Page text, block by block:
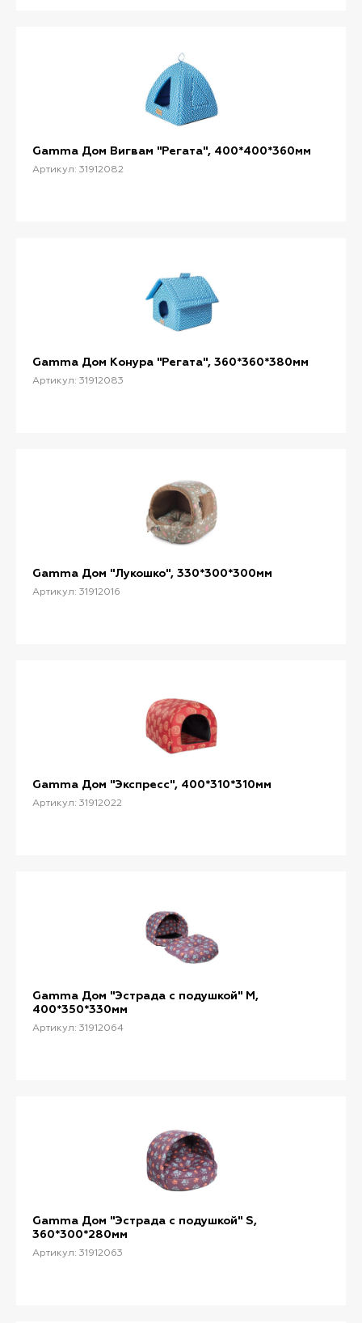
Gamma Дом Вигвам "Регата", 400*400*360мм
Артикул: 31912082
Gamma Дом Конура "Регата", 360*360*380мм
Артикул: 31912083
Gamma Дом "Лукошко", 330*300*300мм
Артикул: 31912016
Gamma Дом "Экспресс", 400*310*310мм
Артикул: 31912022
Gamma Дом "Эстрада с подушкой" M,
400*350*330мм
Артикул: 31912064
Gamma Дом "Эстрада с подушкой" S,
360*300*280мм
Артикул: 31912063